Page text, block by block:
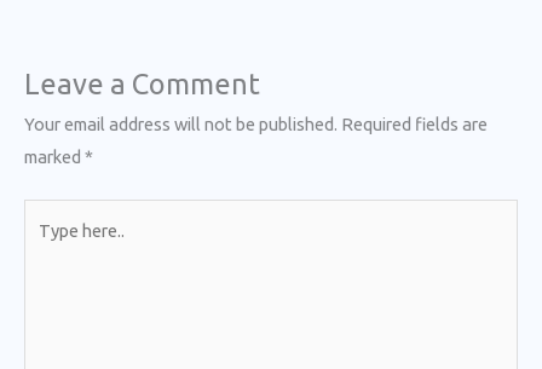
Leave a Comment
Your email address will not be published. Required fields are
marked *
here..